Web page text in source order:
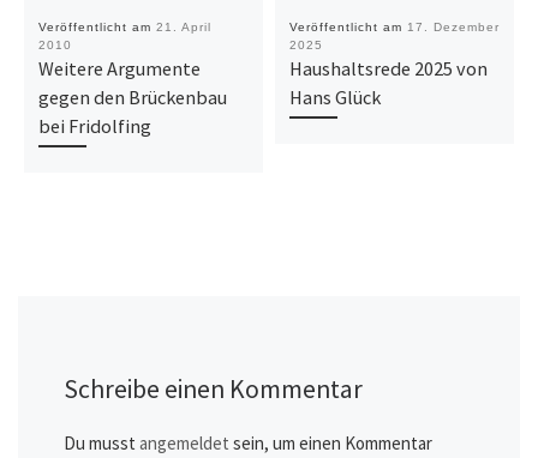
Veröffentlicht am 21. April
2010
Weitere Argumente
gegen den Brückenbau
bei Fridolfing
Veröffentlicht am 17. Dezember
2025
Haushaltsrede 2025 von
Hans Glück
Schreibe einen Kommentar
Du musst angemeldet sein, um einen Kommentar